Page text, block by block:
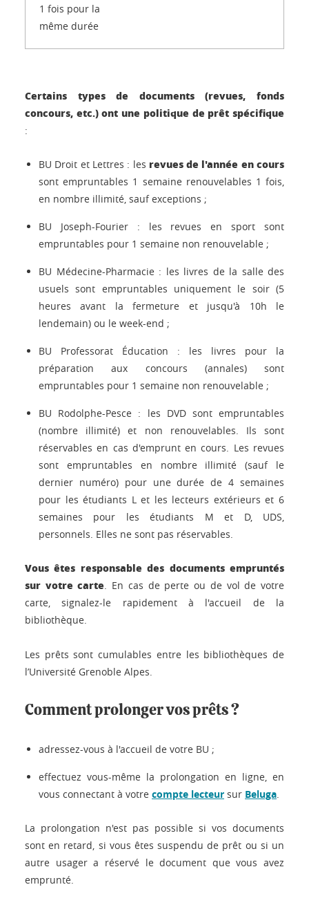
1 fois pour la
même durée
Certains types de documents (revues, fonds
concours, etc.) ont une politique de prêt spécifique
:
BU Droit et Lettres : les revues de l'année en cours
sont empruntables 1 semaine renouvelables 1 fois,
en nombre illimité, sauf exceptions ;
BU Joseph-Fourier : les revues en sport sont
empruntables pour 1 semaine non renouvelable ;
BU Médecine-Pharmacie : les livres de la salle des
usuels sont empruntables uniquement le soir (5
heures avant la fermeture et jusqu'à 10h le
lendemain) ou le week-end ;
BU Professorat Éducation : les livres pour la
préparation aux concours (annales) sont
empruntables pour 1 semaine non renouvelable ;
BU Rodolphe-Pesce : les DVD sont empruntables
(nombre illimité) et non renouvelables. Ils sont
réservables en cas d'emprunt en cours. Les revues
sont empruntables en nombre illimité (sauf le
dernier numéro) pour une durée de 4 semaines
pour les étudiants L et les lecteurs extérieurs et 6
semaines pour les étudiants M et D, UDS,
personnels. Elles ne sont pas réservables.
Vous êtes responsable des documents empruntés
sur votre carte. En cas de perte ou de vol de votre
carte, signalez-le rapidement à l'accueil de la
bibliothèque.
Les prêts sont cumulables entre les bibliothèques de
l’Université Grenoble Alpes.
Comment prolonger vos prêts ?
adressez-vous à l'accueil de votre BU ;
effectuez vous-même la prolongation en ligne, en
vous connectant à votre compte lecteur sur Beluga.
La prolongation n'est pas possible si vos documents
sont en retard, si vous êtes suspendu de prêt ou si un
autre usager a réservé le document que vous avez
emprunté.